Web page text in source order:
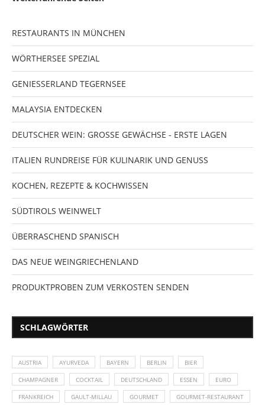
RESTAURANTS IN MÜNCHEN
WÖRTHERSEE SPEZIAL
GENIESSERLAND TEGERNSEE
MALAYSIA ENTDECKEN
DEUTSCHER WEIN: GROSSE GEWÄCHSE - ERSTE LAGEN
ITALIEN RUNDREISE FÜR KULINARIK UND GENUSS
KOCHEN, REZEPTE & KOCHWISSEN
SÜDTIROLS WEINWELT
ÜBERRASCHEND SPANISCH
DAS NEUE WEINGRIECHENLAND
PRODUKTPROBEN ZUM VERKOSTEN SENDEN
SCHLAGWÖRTER
AUSTRIA AYURVEDA BAYERN BERLIN BIER
CHAMPAGNER COCKTAIL DEUTSCHLAND ESSEN EURO
FRANKREICH GAULT-MILLAU GOURMET GOURMET-RESTAURANT